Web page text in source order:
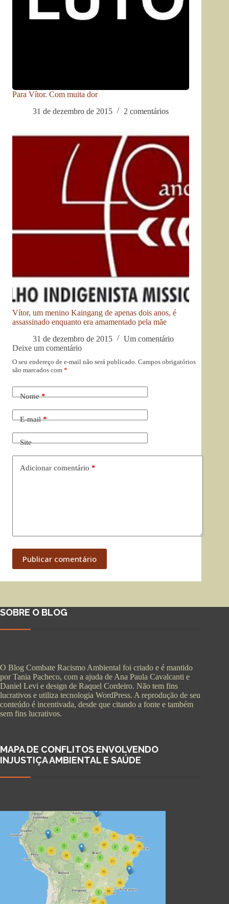
Para Vítor. Com muita dor
31 de dezembro de 2015
2 comentários
Vítor, um menino Kaingang de apenas dois anos, é
assassinado enquanto era amamentado pela mãe
31 de dezembro de 2015
Um comentário
Deixe um comentário
O seu endereço de e-mail não será publicado. Campos obrigatórios
são marcados com *
Nome*
E-mail*
Site
Adicionar comentário *
Publicar comentário
SOBRE O BLOG
O Blog Combate Racismo Ambiental foi criado e é mantido
por Tania Pacheco, com a ajuda de Ana Paula Cavalcanti e
Daniel Levi e design de Raquel Cordeiro. Não tem fins
lucrativos e utiliza tecnologia WordPress. A reprodução de seu
conteúdo é incentivada, desde que citando a fonte e também
sem fins lucrativos.
MAPA DE CONFLITOS ENVOLVENDO
INJUSTIÇA AMBIENTAL E SAÚDE